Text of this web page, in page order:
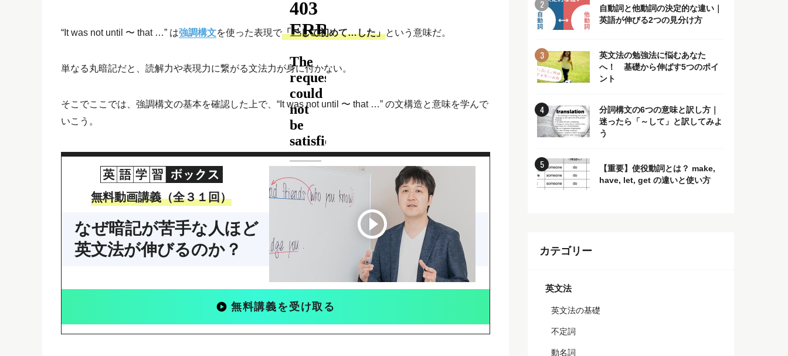
“It was not until 〜 that …” は強調構文を使った表現で「〜して初めて…した」という意味だ。
単なる丸暗記だと、読解力や表現力に繋がる文法力が身に付かない。
そこでここでは、強調構文の基本を確認した上で、“It was not until 〜 that …” の文構造と意味を学んで
いこう。
無料動画講義（全３１回）
なぜ暗記が苦手な人ほど
英文法が伸びるのか？
無料講義を受け取る
自動詞と他動詞の決定的な違い｜
英語が伸びる2つの見分け方
英文法の勉強法に悩むあなた
へ！ 基礎から伸ばす5つのポイ
ント
分詞構文の6つの意味と訳し方｜
迷ったら「～して」と訳してみよ
う
【重要】使役動詞とは？ make,
have, let, get の違いと使い方
カテゴリー
英文法
英文法の基礎
不定詞
動名詞